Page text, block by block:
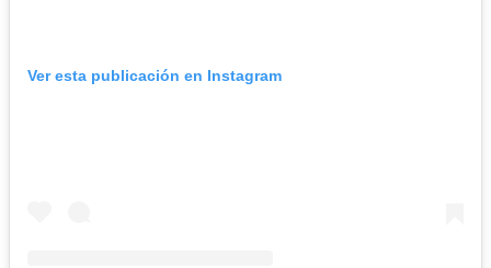
Ver esta publicación en Instagram